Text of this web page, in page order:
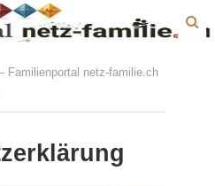
Familienportal netz-familie.ch